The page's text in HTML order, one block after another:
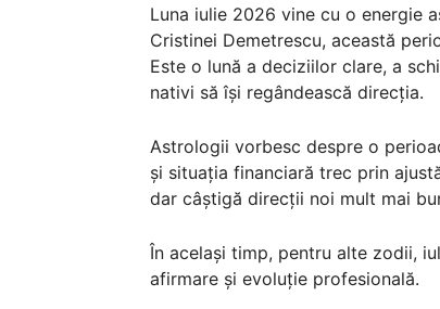
Luna iulie 2026 vine cu o energie
Cristinei Demetrescu, această
Este o lună a deciziilor clare, a
nativi să își regândească direcția.
Astrologii vorbesc despre o
și situația financiară trec prin
dar câștigă direcții noi mult mai
În același timp, pentru alte zodii,
afirmare și evoluție profesională.